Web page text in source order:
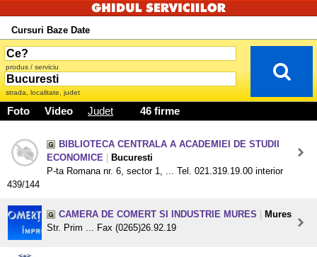
Cursuri Baze Date
produs / serviciu
strada, localitate, judet
Foto Video Judet 46 firme
BIBLIOTECA CENTRALA A ACADEMIEI DE STUDII
ECONOMICE
Bucuresti
P-ta Romana nr. 6, sector 1, ... Tel. 021.319.19.00 interior
439/144
CAMERA DE COMERT SI INDUSTRIE MURES
Mures
Str. Prim ... Fax (0265)26.92.19